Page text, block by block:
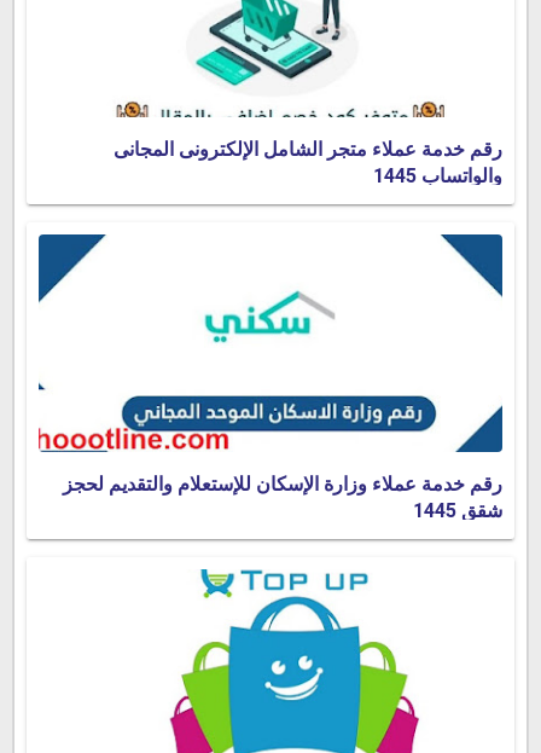
رقم خدمة عملاء متجر الشامل الإلكترونى المجانى
والواتساب 1445
رقم خدمة عملاء وزارة الإسكان للإستعلام والتقديم لحجز
شقق 1445